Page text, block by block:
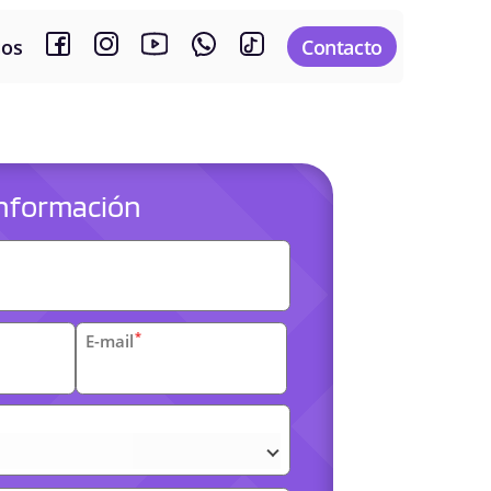
Contacto
E-mail*